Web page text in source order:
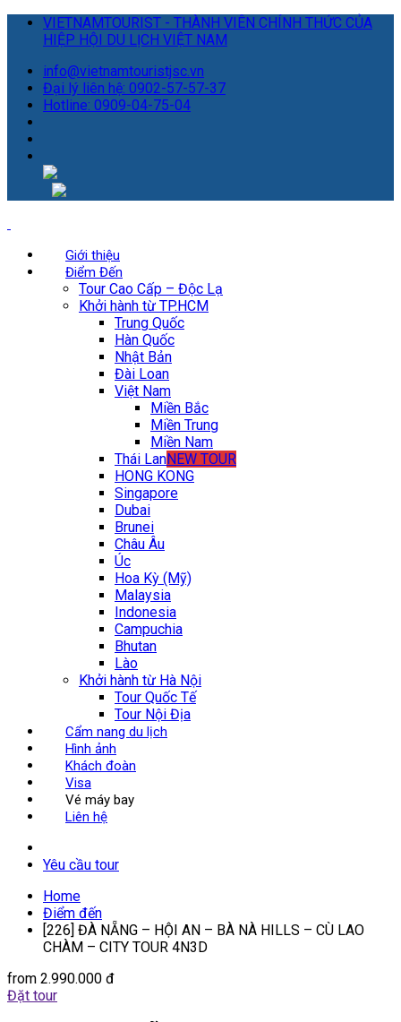
VIETNAMTOURIST - THÀNH VIÊN CHÍNH THỨC CỦA
HIỆP HỘI DU LỊCH VIỆT NAM
info@vietnamtouristjsc.vn
Đại lý liên hệ: 0902-57-57-37
Hotline: 0909-04-75-04
Giới thiệu
Điểm Đến
Tour Cao Cấp – Độc Lạ
Khởi hành từ TP.HCM
Trung Quốc
Hàn Quốc
Nhật Bản
Đài Loan
Việt Nam
Miền Bắc
Miền Trung
Miền Nam
Thái LanNEW TOUR
HONG KONG
Singapore
Dubai
Brunei
Châu Âu
Úc
Hoa Kỳ (Mỹ)
Malaysia
Indonesia
Campuchia
Bhutan
Lào
Khởi hành từ Hà Nội
Tour Quốc Tế
Tour Nội Địa
Cẩm nang du lịch
Hình ảnh
Khách đoàn
Visa
Vé máy bay
Liên hệ
Yêu cầu tour
Home
Điểm đến
[226] ĐÀ NẴNG – HỘI AN – BÀ NÀ HILLS – CÙ LAO
CHÀM – CITY TOUR 4N3D
from 2.990.000 đ
Đặt tour